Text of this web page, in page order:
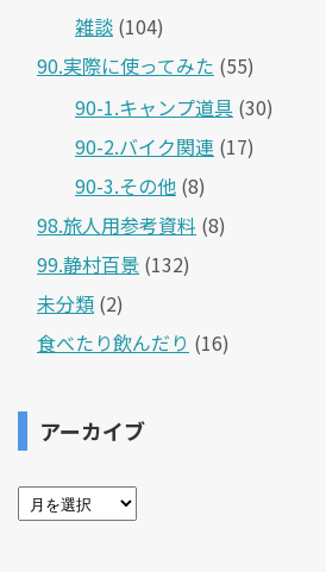
雑談 (104)
90.実際に使ってみた (55)
90-1.キャンプ道具 (30)
90-2.バイク関連 (17)
90-3.その他 (8)
98.旅人用参考資料 (8)
99.静村百景 (132)
未分類 (2)
食べたり飲んだり (16)
アーカイブ